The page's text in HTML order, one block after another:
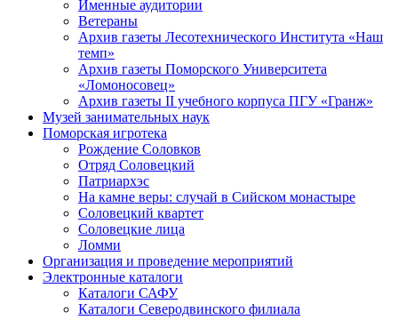
Именные аудитории
Ветераны
Архив газеты Лесотехнического Института «Наш
темп»
Архив газеты Поморского Университета
«Ломоносовец»
Архив газеты II учебного корпуса ПГУ «Гранж»
Музей занимательных наук
Поморская игротека
Рождение Соловков
Отряд Соловецкий
Патриархэс
На камне веры: случай в Сийском монастыре
Соловецкий квартет
Соловецкие лица
Ломми
Организация и проведение мероприятий
Электронные каталоги
Каталоги САФУ
Каталоги Северодвинского филиала